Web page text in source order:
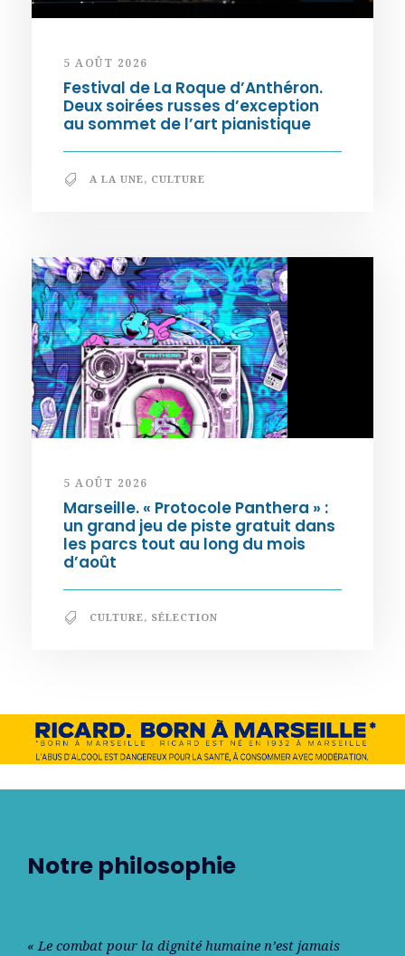
5 AOÛT 2026
Festival de La Roque d’Anthéron.
Deux soirées russes d’exception
au sommet de l’art pianistique
A LA UNE, CULTURE
5 AOÛT 2026
Marseille. « Protocole Panthera » :
un grand jeu de piste gratuit dans
les parcs tout au long du mois
d’août
CULTURE, SÉLECTION
Notre philosophie
« Le combat pour la dignité humaine n’est jamais